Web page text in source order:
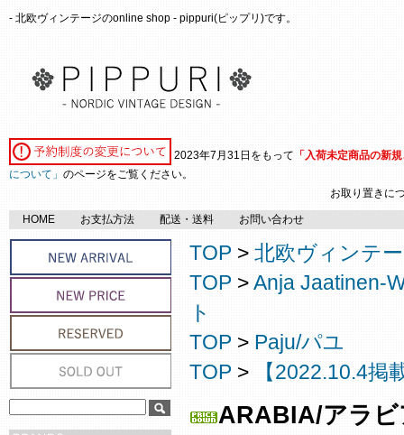
- 北欧ヴィンテージのonline shop - pippuri(ピップリ)です。
2023年7月31日をもって 「入荷未定商品の新
について」 のページをご覧ください。
お取り置きに
HOME お支払方法 配送・送料 お問い合わせ
TOP > 北欧ヴィンテ
TOP >Anja Jaatinen-
ト
TOP > Paju/パユ
TOP > 【2022.10.4
ARABIA/アラ